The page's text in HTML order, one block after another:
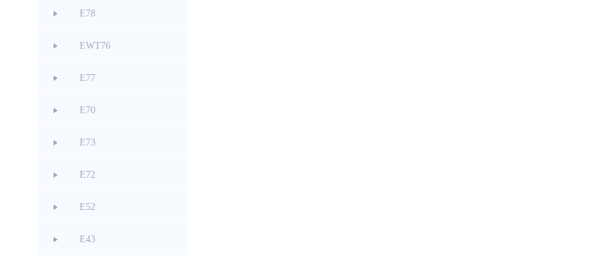
E78
EWT76
E77
E70
E73
E72
E52
E43